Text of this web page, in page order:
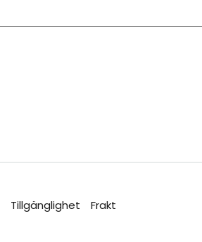
Tillgänglighet Frakt